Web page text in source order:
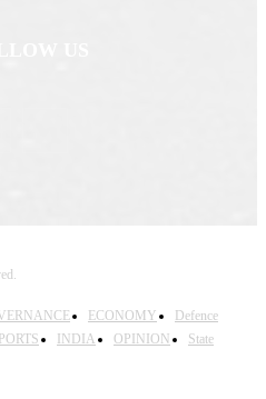
ECONOMY
Defence
INDIA OPINION State